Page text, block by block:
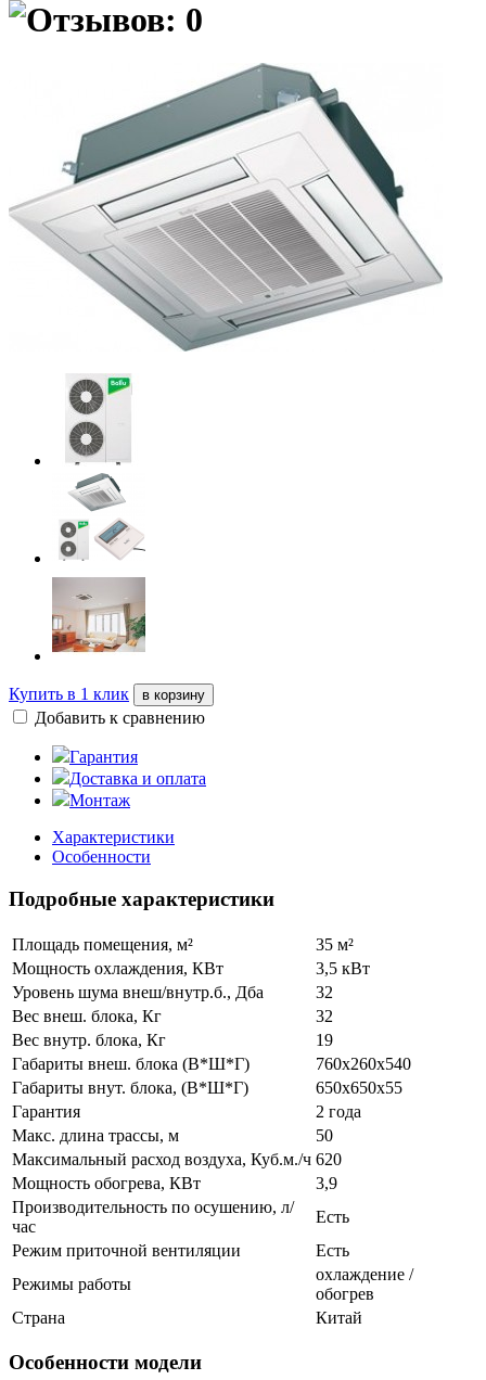
Купить в 1 клик в корзину
Добавить к сравнению
Гарантия
Доставка и оплата
Монтаж
Характеристики
Особенности
Подробные характеристики
Площадь помещения, м²
35 м²
Мощность охлаждения, КВт
3,5 кВт
Уровень шума внеш/внутр.б., Дба
32
Вес внеш. блока, Кг
32
Вес внутр. блока, Кг
19
Габариты внеш. блока (В*Ш*Г)
760x260x540
Габариты внут. блока, (В*Ш*Г)
650x650x55
Гарантия
2 года
Макс. длина трассы, м
50
Максимальный расход воздуха, Куб.м./ч 620
Мощность обогрева, КВт
3,9
Производительность по осушению, л/
час
Есть
Режим приточной вентиляции
Есть
Режимы работы
охлаждение /
обогрев
Страна
Китай
Особенности модели